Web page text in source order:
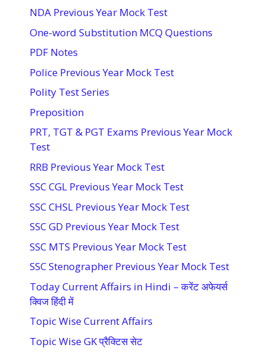
NDA Previous Year Mock Test
One-word Substitution MCQ Questions
PDF Notes
Police Previous Year Mock Test
Polity Test Series
Preposition
PRT, TGT & PGT Exams Previous Year Mock
Test
RRB Previous Year Mock Test
SSC CGL Previous Year Mock Test
SSC CHSL Previous Year Mock Test
SSC GD Previous Year Mock Test
SSC MTS Previous Year Mock Test
SSC Stenographer Previous Year Mock Test
Today Current Affairs in Hindi – करेंट अफेयर्स
क्विज हिंदी में
Topic Wise Current Affairs
Topic Wise GK प्रैक्टिस सेट